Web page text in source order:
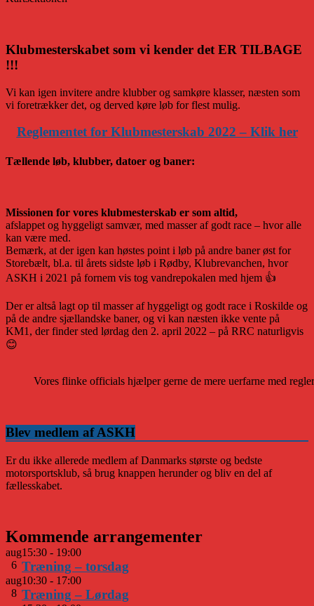
Klubmesterskabet som vi kender det ER TILBAGE
!!!
Vi kan igen invitere andre klubber og samkøre klasser, næsten som
vi foretrækker det, og derved køre løb for flest mulig.
Reglementet for Klubmesterskab 2022 – Klik her
Tællende løb, klubber, datoer og baner:
Missionen for vores klubmesterskab er som altid,
afslappet og hyggeligt samvær, med masser af godt race – hvor alle
kan være med.
Bemærk, at der igen kan høstes point i løb på andre baner øst for
Storebælt, bl.a. til årets sidste løb i Rødby, Klubrevanchen, hvor
ASKH i 2021 på fornem vis tog vandrepokalen med hjem 👍
Der er altså lagt op til masser af hyggeligt og godt race i Roskilde og
på de andre sjællandske baner, og vi kan næsten ikke vente på
KM1, der finder sted lørdag den 2. april 2022 – på RRC naturligvis
😊
Vores flinke officials hjælper gerne de mere uerfarne med
Blev medlem af ASKH
Er du ikke allerede medlem af Danmarks største og bedste
motorsportsklub, så brug knappen herunder og bliv en del af
fællesskabet.
Kommende arrangementer
aug
6
15:30 - 19:00
Træning – torsdag
aug
8
10:30 - 17:00
Træning – Lørdag